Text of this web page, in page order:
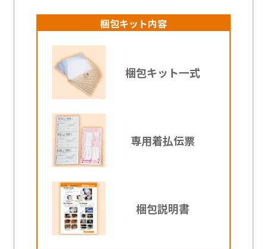
梱包キット内容
梱包キット一式
専用着払伝票
梱包説明書